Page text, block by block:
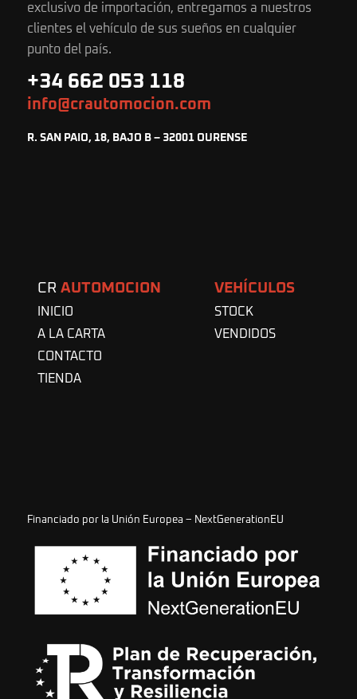
exclusivo de importación, entregamos a nuestros
clientes el vehículo de sus sueños en cualquier
punto del país.
+34 662 053 118
info@crautomocion.com
R. SAN PAIO, 18, BAJO B – 32001 OURENSE
CR AUTOMOCION
INICIO
A LA CARTA
CONTACTO
TIENDA
VEHÍCULOS
STOCK
VENDIDOS
Financiado por la Unión Europea – NextGenerationEU